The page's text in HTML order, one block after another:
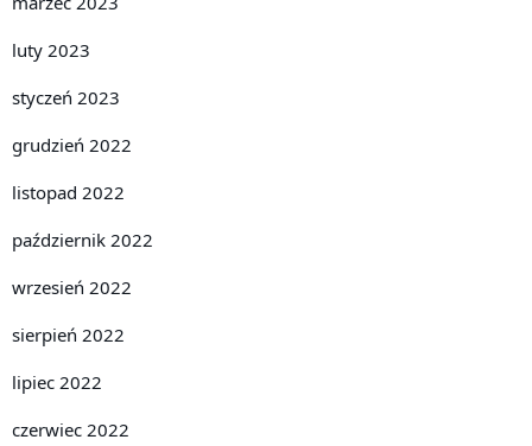
luty 2023
styczeń 2023
grudzień 2022
listopad 2022
październik 2022
wrzesień 2022
sierpień 2022
lipiec 2022
czerwiec 2022